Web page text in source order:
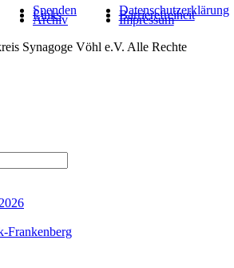
Spenden
Links
Archiv
Datenschutzerklärung
Barrierefreiheit
Impressum
Synagoge Vöhl e.V. Alle Rechte
Frankenberg